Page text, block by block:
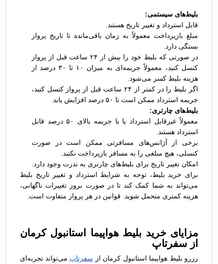
بلیط‌های سیستمی:
قابل استرداد و تغییر تاریخ هستند.
مبلغ بازپرداخت معمولاً به زمان باقی‌مانده تا تاریخ پرواز
بستگی دارد.
در صورتی که بلیط خود را بیش از ۲۴ ساعت قبل از پرواز
کنسل کنید، معمولاً جریمه‌ای به میزان ۱۰ تا ۳۰ درصد از
هزینه بلیط کسر می‌شود.
اگر بلیط را در کمتر از ۲۴ ساعت قبل از پرواز کنسل کنید،
جریمه استرداد ممکن است تا ۵۰ درصد افزایش یابد.
بلیط‌های چارتری:
معمولاً غیرقابل استرداد یا با جریمه بالای ۵۰ درصد قابل
استرداد هستند.
برخی از آژانس‌های مسافرتی ممکن است در صورت
کنسلی، هیچ مبلغی را به مسافر بازپرداخت نکنند.
امکان تغییر تاریخ برای بلیط‌های چارتری به ندرت وجود دارد.
برای خرید بلیط، توجه به شرایط استرداد و تغییر تاریخ بلیط
می‌تواند به شما کمک کند تا در صورت بروز تغییرات ناگهانی،
هزینه کمتری متحمل شوید. قوانین در هر پرواز متفاوت است.
مزایای خرید بلیط هواپیما استانبول کرمان
از سفرتاپ
رزرو بلیط هواپیما استانبول کرمان از سفرتاپ می‌تواند تجربه‌ای